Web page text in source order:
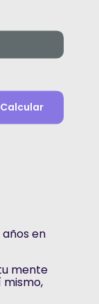
Calcular
en
mente
mismo,